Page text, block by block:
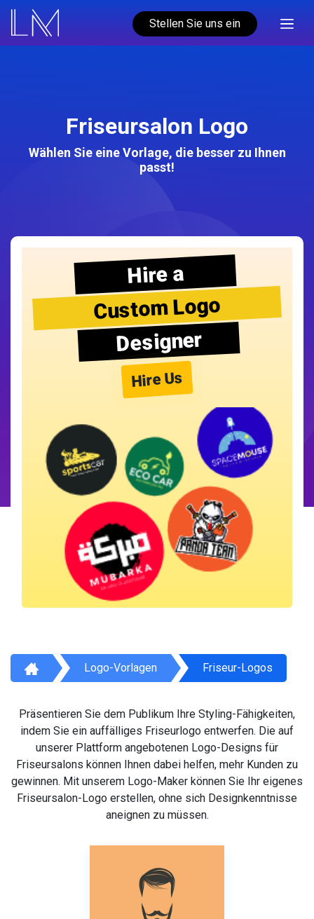
Stellen Sie uns ein
Friseursalon Logo
Wählen Sie eine Vorlage, die besser zu Ihnen
passt!
Hire a
Custom Logo
Designer
Hire Us
Logo-Vorlagen Friseur-Logos
Präsentieren Sie dem Publikum Ihre Styling-Fähigkeiten,
indem Sie ein auffälliges Friseurlogo entwerfen. Die auf
unserer Plattform angebotenen Logo-Designs für
Friseursalons können Ihnen dabei helfen, mehr Kunden zu
gewinnen. Mit unserem Logo-Maker können Sie Ihr eigenes
Friseursalon-Logo erstellen, ohne sich Designkenntnisse
aneignen zu müssen.